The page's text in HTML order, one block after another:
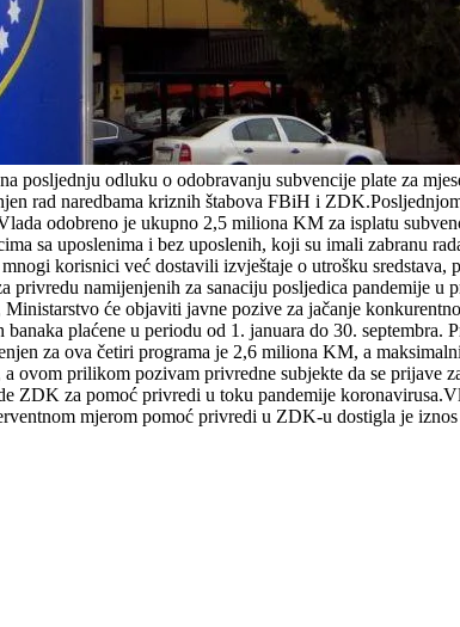
posljednju odluku o odobravanju subvencije plate za
rad naredbama kriznih štabova FBiH i
odobreno je ukupno 2,5 miliona KM za isplatu
sa uposlenima i bez uposlenih, koji su imali zabranu
korisnici već dostavili izvještaje o utrošku
privredu namijenjenih za sanaciju posljedica pandemije
će objaviti javne pozive za jačanje
plaćene u periodu od 1. januara do 30.
za ova četiri programa je 2,6 miliona KM, a
ovom prilikom pozivam privredne subjekte da se prijave
ZDK za pomoć privredi u toku pandemije
mjerom pomoć privredi u ZDK-u dostigla je